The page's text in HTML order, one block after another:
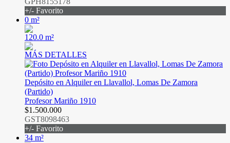
+/- Favorito
0 m²
120.0 m²
MÁS DETALLES
Depósito en Alquiler en Llavallol, Lomas De Zamora
(Partido)
Profesor Mariño 1910
$1.500.000
GST8098463
+/- Favorito
34 m²